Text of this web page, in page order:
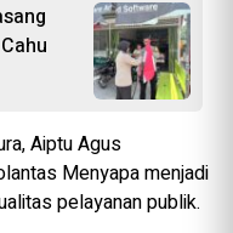
Aiptu Agus
Menyapa menjadi
pelayanan publik.